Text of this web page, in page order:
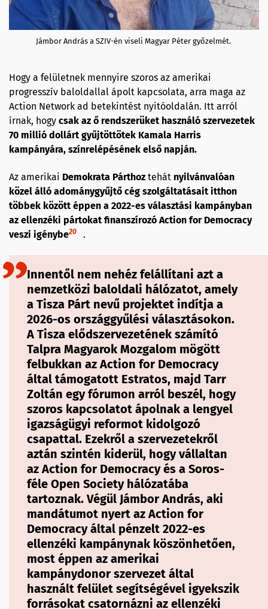
Jámbor András a SZIV-én viseli Magyar Péter győzelmét.
Hogy a felületnek mennyire szoros az amerikai
progresszív baloldallal ápolt kapcsolata, arra maga az
Action Network ad betekintést nyitóoldalán. Itt arról
írnak, hogy csak az ő rendszerüket használó szervezetek
70 millió dollárt gyűjtöttötek Kamala Harris
kampányára, színrelépésének első napján.
Az amerikai Demokrata Párthoz tehát nyilvánvalóan
közel álló adománygyűjtő cég szolgáltatásait itthon
többek között éppen a 2022-es választási kampányban
az ellenzéki pártokat finanszírozó Action for Democracy
veszi igénybe20 .
Innentől nem nehéz felállítani azt a
nemzetközi baloldali hálózatot, amely
a Tisza Párt nevű projektet indítja a
2026-os országgyűlési választásokon.
A Tisza elődszervezetének számító
Talpra Magyarok Mozgalom mögött
felbukkan az Action for Democracy
által támogatott Estratos, majd Tarr
Zoltán egy fórumon arról beszél, hogy
szoros kapcsolatot ápolnak a lengyel
igazságügyi reformot kidolgozó
csapattal. Ezekről a szervezetekről
aztán szintén kiderül, hogy vállaltan
az Action for Democracy és a Soros-
féle Open Society hálózatába
tartoznak. Végül Jámbor András, aki
mandátumot nyert az Action for
Democracy által pénzelt 2022-es
ellenzéki kampánynak köszönhetően,
most éppen az amerikai
kampánydonor szervezet által
használt felület segítségével igyekszik
forrásokat csatornázni az ellenzéki